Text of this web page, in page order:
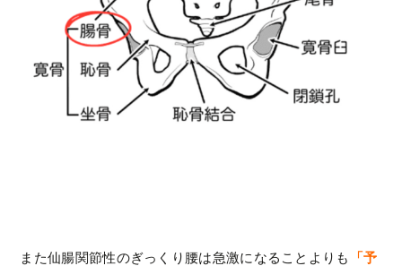
また仙腸関節性のぎっくり腰は急激になることよりも
「予